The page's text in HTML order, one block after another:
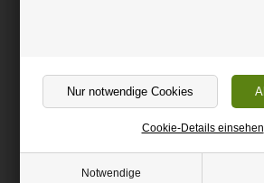
Notwendige
Cookie-Details einsehen
(+49) 0151 24821292
Kundenservice